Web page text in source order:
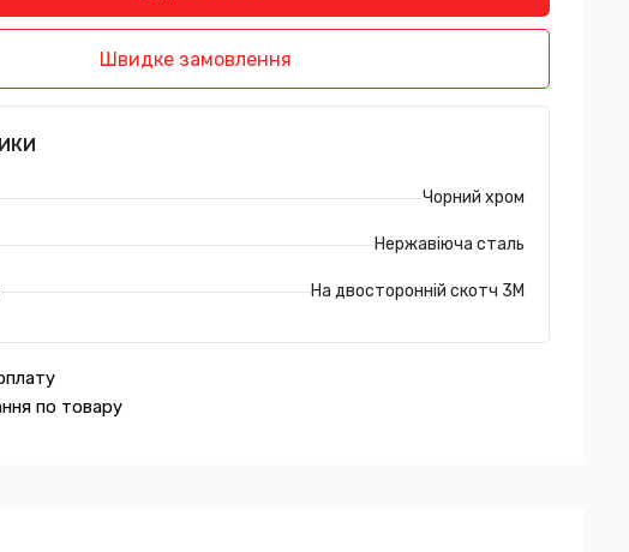
Швидке замовлення
Чорний хром
Нержавіюча сталь
На двосторонній скотч 3М
по товару